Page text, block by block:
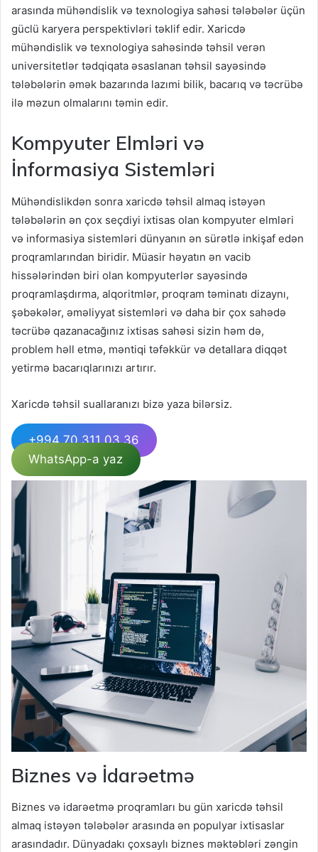
arasında mühəndislik və texnologiya sahəsi tələbələr üçün
güclü karyera perspektivləri təklif edir. Xaricdə
mühəndislik və texnologiya sahəsində təhsil verən
universitetlər tədqiqata əsaslanan təhsil sayəsində
tələbələrin əmək bazarında lazımi bilik, bacarıq və təcrübə
ilə məzun olmalarını təmin edir.
Kompyuter Elmləri və
İnformasiya Sistemləri
Mühəndislikdən sonra xaricdə təhsil almaq istəyən
tələbələrin ən çox seçdiyi ixtisas olan kompyuter elmləri
və informasiya sistemləri dünyanın ən sürətlə inkişaf edən
proqramlarından biridir. Müasir həyatın ən vacib
hissələrindən biri olan kompyuterlər sayəsində
proqramlaşdırma, alqoritmlər, proqram təminatı dizaynı,
şəbəkələr, əməliyyat sistemləri və daha bir çox sahədə
təcrübə qazanacağınız ixtisas sahəsi sizin həm də,
problem həll etmə, məntiqi təfəkkür və detallara diqqət
yetirmə bacarıqlarınızı artırır.
Xaricdə təhsil suallaranızı bizə yaza bilərsiz.
+994 70 311 03 36
WhatsApp-a yaz
Biznes və İdarəetmə
Biznes və idarəetmə proqramları bu gün xaricdə təhsil
almaq istəyən tələbələr arasında ən populyar ixtisaslar
arasındadır. Dünyadakı çoxsaylı biznes məktəbləri zəngin